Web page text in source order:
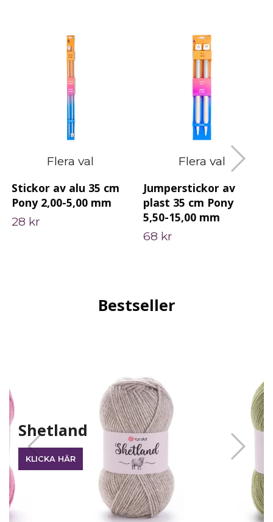
Flera val
Stickor av alu 35 cm
Pony 2,00-5,00 mm
28 kr
Flera val
Jumperstickor av
plast 35 cm Pony
5,50-15,00 mm
68 kr
Bestseller
Shetland
KLICKA HÄR